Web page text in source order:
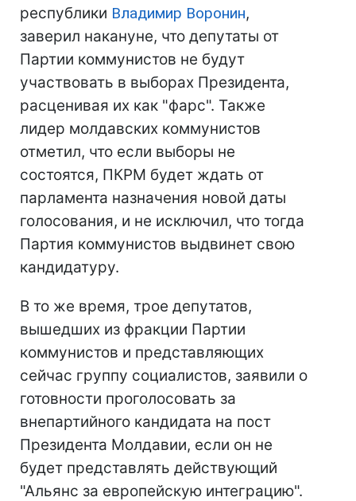
республики Владимир Воронин,
заверил накануне, что депутаты от
Партии коммунистов не будут
участвовать в выборах Президента,
расценивая их как "фарс". Также
лидер молдавских коммунистов
отметил, что если выборы не
состоятся, ПКРМ будет ждать от
парламента назначения новой даты
голосования, и не исключил, что тогда
Партия коммунистов выдвинет свою
кандидатуру.
В то же время, трое депутатов,
вышедших из фракции Партии
коммунистов и представляющих
сейчас группу социалистов, заявили о
готовности проголосовать за
внепартийного кандидата на пост
Президента Молдавии, если он не
будет представлять действующий
"Альянс за европейскую интеграцию".